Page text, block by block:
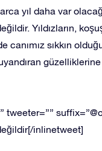
yıl daha var
Yıldızların,
canımız sıkkın
uyandıran
tweeter=””
inlinetweet]